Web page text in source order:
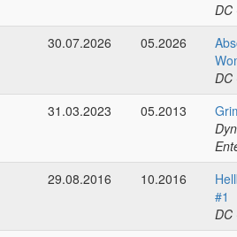
DC
30.07.2026
05.2026
DC
31.03.2023
05.2013
29.08.2016
10.2016
#1
DC